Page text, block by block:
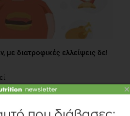
με διατροφικές ελλείψεις δε!
×